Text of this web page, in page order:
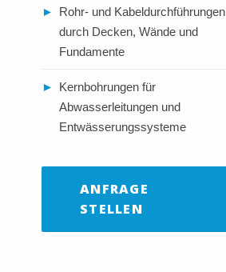
►
Rohr- und Kabeldurchführungen
durch Decken, Wände und
Fundamente
►
Kernbohrungen für
Abwasserleitungen und
Entwässerungssysteme
ANFRAGE
STELLEN